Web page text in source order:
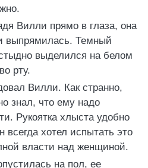
Вилли прямо в глаза, она
выпрямилась. Темный
выделился на белом
рту.
Вилли. Как странно,
знал, что ему надо
Рукоятка хлыста удобно
всегда хотел испытать это
власти над женщиной.
на пол, ее